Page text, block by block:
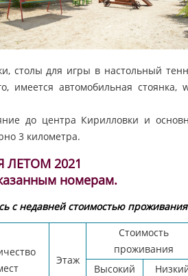
столы для игры в настольный
имеется автомобильная стоянка,
до центра Кирилловки и
3 километра.
2021
номерам.
с недавней стоимостью
Этаж
Стоимость
проживания
Высокий